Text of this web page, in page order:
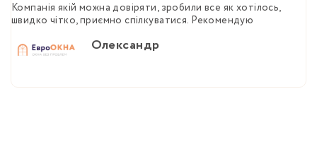
Компанія якій можна довіряти, зробили все як хотілось,
швидко чітко, приємно спілкуватися. Рекомендую
Олександр